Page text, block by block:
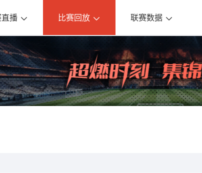
直播 比赛回放 联赛数据